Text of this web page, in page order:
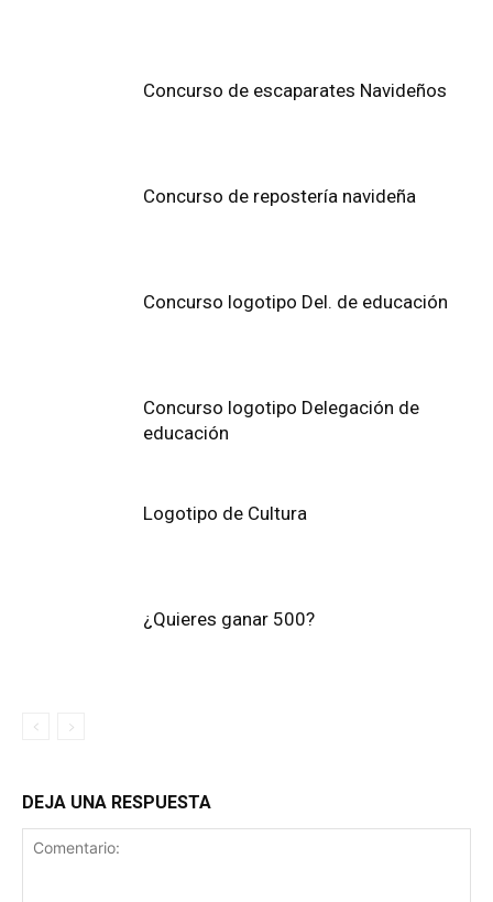
Concurso de escaparates Navideños
Concurso de repostería navideña
Concurso logotipo Del. de educación
Concurso logotipo Delegación de
educación
Logotipo de Cultura
¿Quieres ganar 500?
DEJA UNA RESPUESTA